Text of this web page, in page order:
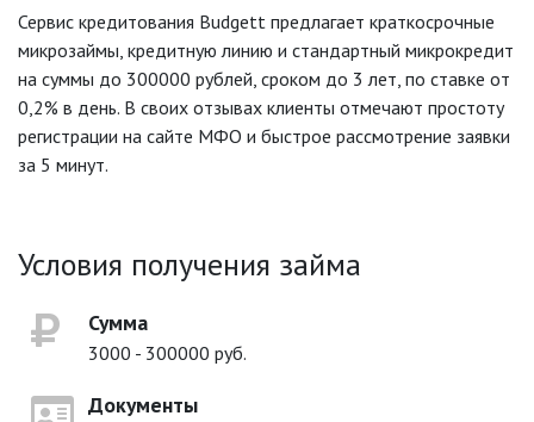
Сервис кредитования Budgett предлагает краткосрочные
микрозаймы, кредитную линию и стандартный микрокредит
на суммы до 300000 рублей, сроком до 3 лет, по ставке от
0,2% в день. В своих отзывах клиенты отмечают простоту
регистрации на сайте МФО и быстрое рассмотрение заявки
за 5 минут.
Условия получения займа
Сумма
3000 - 300000 руб.
Документы